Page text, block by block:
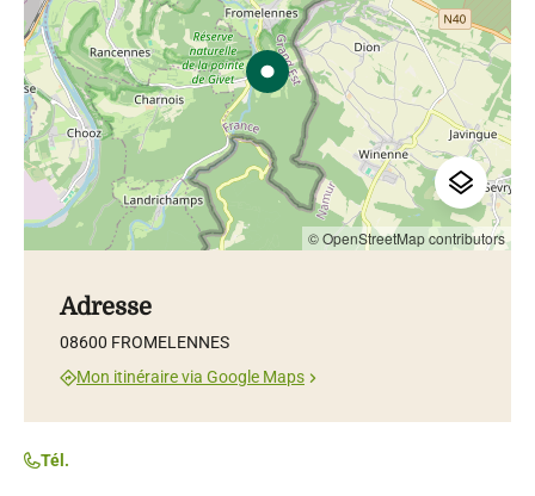
© OpenStreetMap contributors
Adresse
08600 FROMELENNES
Mon itinéraire via Google Maps
Tél.